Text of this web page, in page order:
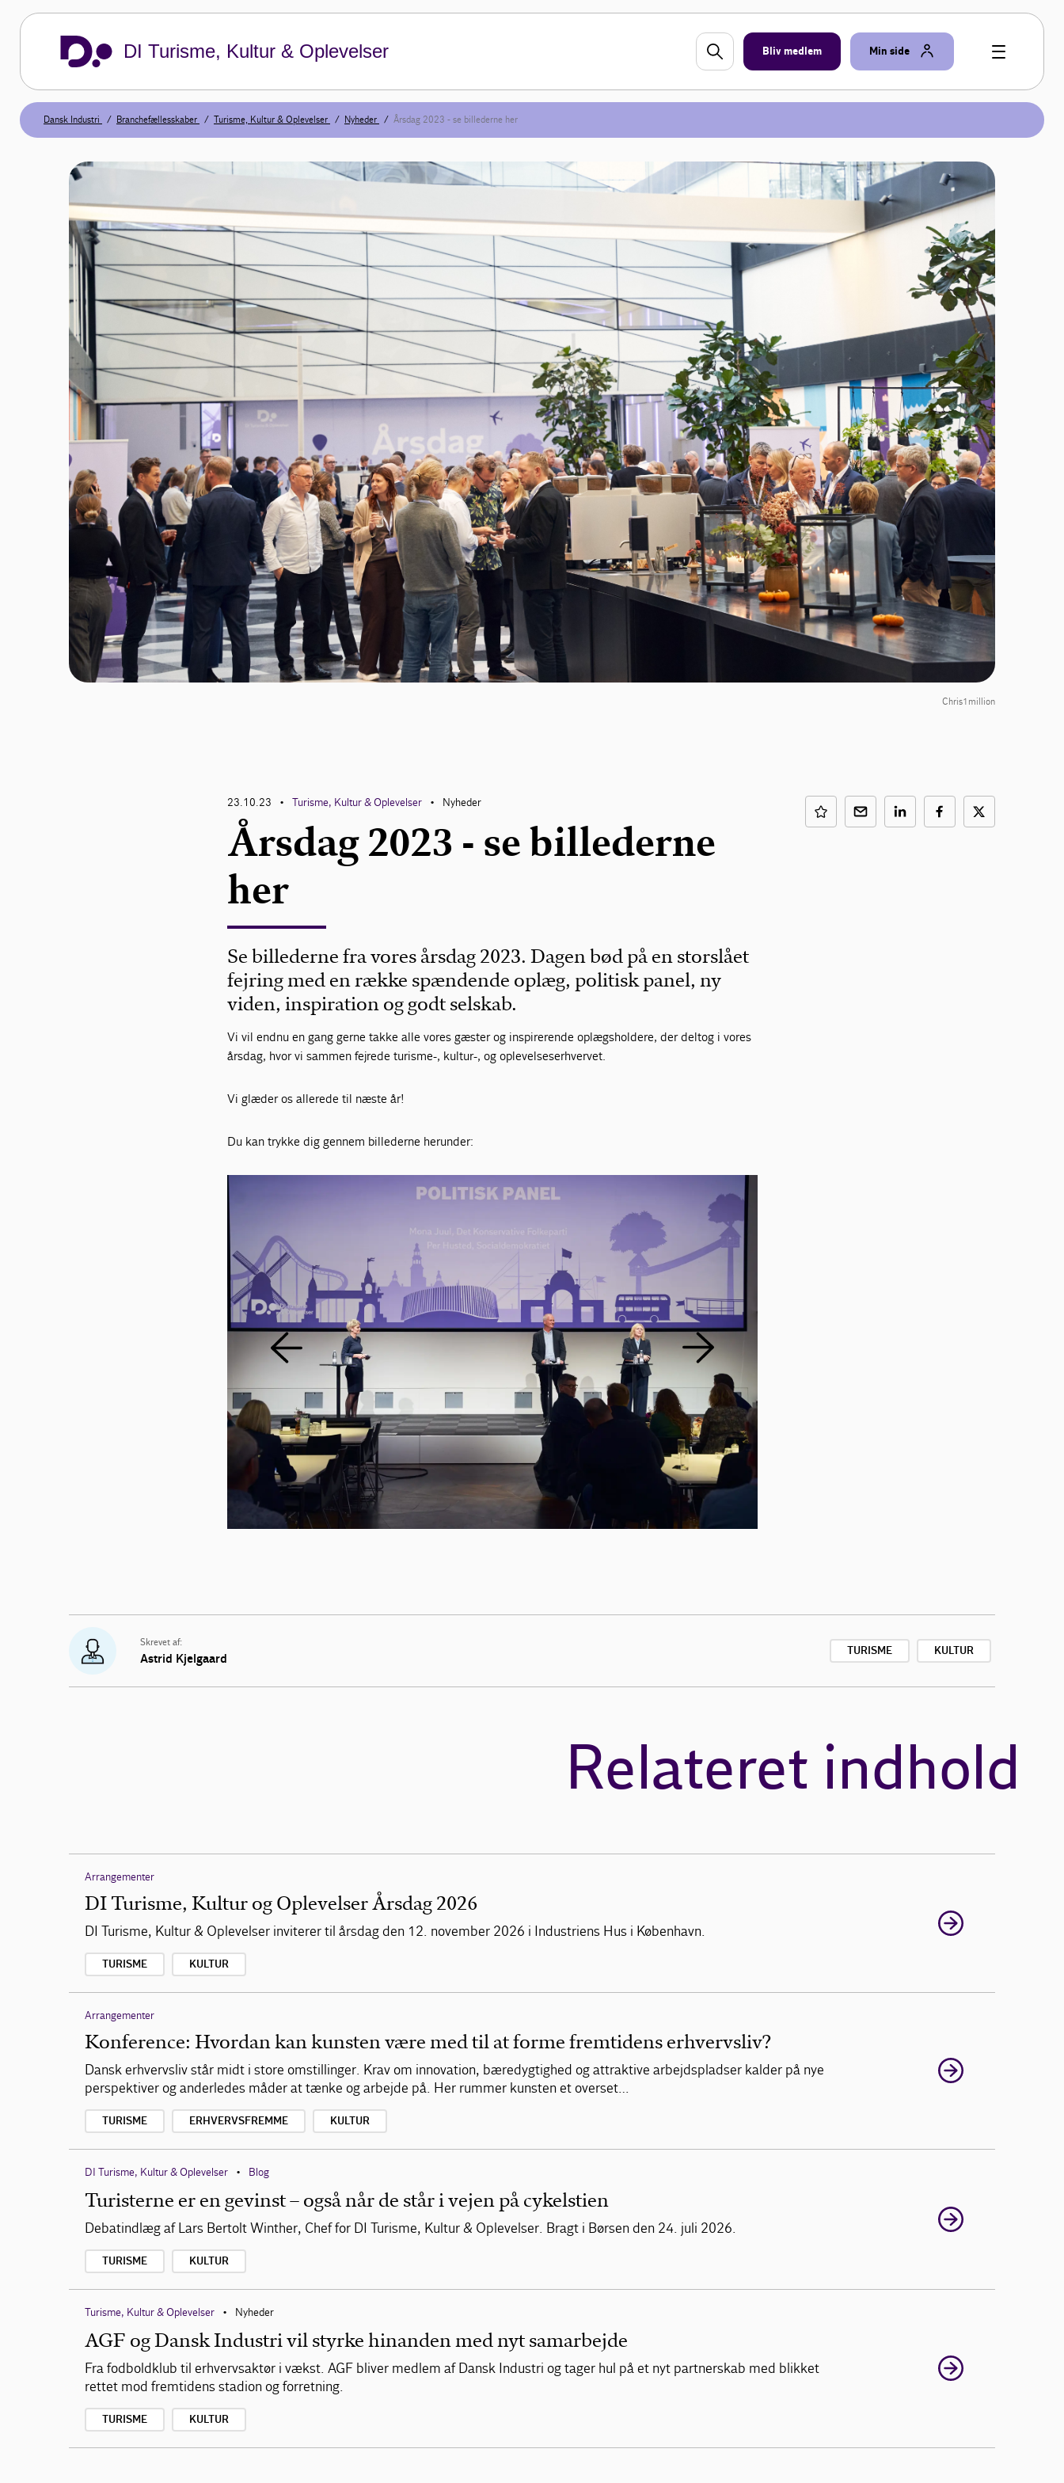
DI Turisme, Kultur & Oplevelser Bliv medlem Min side
Dansk Industri Branchefællesskaber Turisme, Kultur & Oplevelser Nyheder Årsdag 2023 - se billederne her
Chris1million
23.10.23 • Turisme, Kultur & Oplevelser • Nyheder
Årsdag 2023 - se billederne
her
Se billederne fra vores årsdag 2023. Dagen bød på en storslået
fejring med en række spændende oplæg, politisk panel, ny
viden, inspiration og godt selskab.
Vi vil endnu en gang gerne takke alle vores gæster og inspirerende oplægsholdere, der deltog i vores
årsdag, hvor vi sammen fejrede turisme-, kultur-, og oplevelseserhvervet.
Vi glæder os allerede til næste år!
Du kan trykke dig gennem billederne herunder:
Skrevet af:
Astrid Kjelgaard
TURISME KULTUR
Relateret indhold
Arrangementer
DI Turisme, Kultur og Oplevelser Årsdag 2026
DI Turisme, Kultur & Oplevelser inviterer til årsdag den 12. november 2026 i Industriens Hus i København.
TURISME KULTUR
Arrangementer
Konference: Hvordan kan kunsten være med til at forme fremtidens erhvervsliv?
Dansk erhvervsliv står midt i store omstillinger. Krav om innovation, bæredygtighed og attraktive arbejdspladser kalder på nye
perspektiver og anderledes måder at tænke og arbejde på. Her rummer kunsten et overset…
TURISME ERHVERVSFREMME KULTUR
DI Turisme, Kultur & Oplevelser • Blog
Turisterne er en gevinst – også når de står i vejen på cykelstien
Debatindlæg af Lars Bertolt Winther, Chef for DI Turisme, Kultur & Oplevelser. Bragt i Børsen den 24. juli 2026.
TURISME KULTUR
Turisme, Kultur & Oplevelser • Nyheder
AGF og Dansk Industri vil styrke hinanden med nyt samarbejde
Fra fodboldklub til erhvervsaktør i vækst. AGF bliver medlem af Dansk Industri og tager hul på et nyt partnerskab med blikket
rettet mod fremtidens stadion og forretning.
TURISME KULTUR